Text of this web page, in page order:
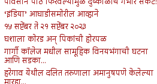
‘इंडिया’ आघाडीसमोरील आव्हाने
१५ सप्टेंबर ते २१ सप्टेंबर २०२३
घशाला कोरड अन् पिकांची होरपळ
गार्गी कॉलेज मधील सामूहिक विनयभंगाची घटना
आणि सडका...
हरेगाव येथील दलित तरुणाला अमानुषपणे केलेल्या